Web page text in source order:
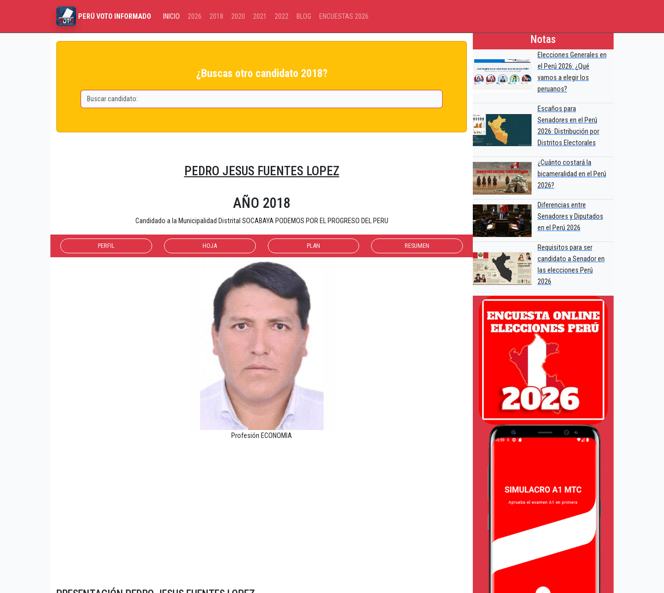
PERÚ VOTO INFORMADO INICIO 2026 2018 2020 2021 2022 BLOG ENCUESTAS 2026
¿Buscas otro candidato 2018?
PEDRO JESUS FUENTES LOPEZ
AÑO 2018
Candidado a la Municipalidad Distrital SOCABAYA PODEMOS POR EL PROGRESO DEL PERU
PERFIL HOJA PLAN RESUMEN
Profesión ECONOMIA
Notas
Elecciones Generales en
el Perú 2026: ¿Qué
vamos a elegir los
peruanos?
Escaños para
Senadores en el Perú
2026: Distribución por
Distritos Electorales
¿Cuánto costará la
bicameralidad en el Perú
2026?
Diferencias entre
Senadores y Diputados
en el Perú 2026
Requisitos para ser
candidato a Senador en
las elecciones Perú
2026